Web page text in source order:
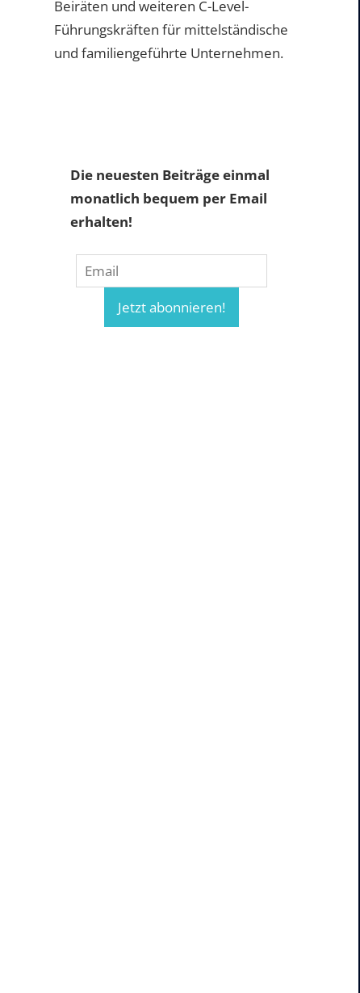
Beiräten und weiteren C-Level-
Führungskräften für mittelständische
und familiengeführte Unternehmen.
Die neuesten Beiträge einmal
monatlich bequem per Email
erhalten!